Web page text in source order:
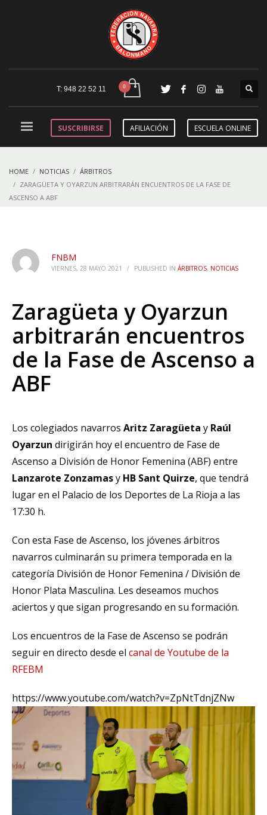
T: 948 22 52 11
SUSCRIBIRSE AFILIACIÓN ESCUELA ONLINE
HOME NOTICIAS
ÁRBITROS
ZARAGÜETA Y OYARZUN ARBITRARÁN ENCUENTROS DE LA FASE DE
ASCENSO A ABF
FNBM
VIERNES, 28 MAYO 2021 / PUBLISHED IN ÁRBITROS, NOTICIAS
Zaragüeta y Oyarzun
arbitrarán encuentros
de la Fase de Ascenso a
ABF
Los colegiados navarros Aritz Zaragüeta y Raúl
Oyarzun dirigirán hoy el encuentro de Fase de
Ascenso a División de Honor Femenina (ABF) entre
Lanzarote Zonzamasy HB Sant Quirze, que tendrá
lugar en el Palacio de los Deportes de La Rioja a las
17:30 h.
Con esta Fase de Ascenso, los jóvenes árbitros
navarros culminarán su primera temporada en la
categoría División de Honor Femenina / División de
Honor Plata Masculina. Les deseamos muchos
aciertos y que sigan progresando en su formación.
Los encuentros de la Fase de Ascenso se podrán
seguir en directo desde el canal de Youtube de la
RFEBM
https://www.youtube.com/watch?v=ZpNtTdnjZNw